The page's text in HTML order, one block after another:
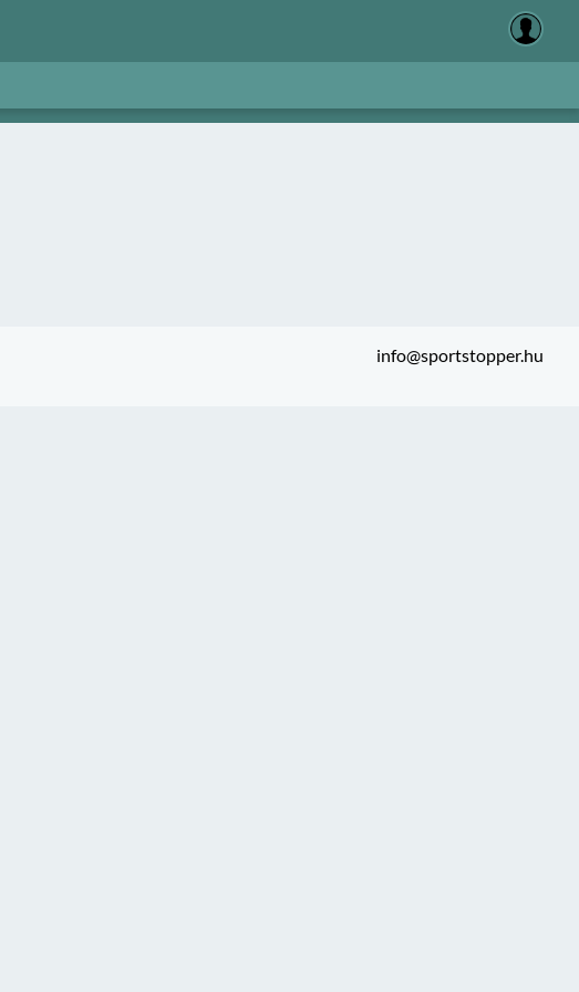
info@sportstopper.hu